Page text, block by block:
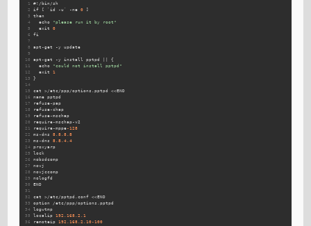
1
2
3
4
5
6
7
8
9
10
11
12
13
14
15
16
17
18
19
20
21
22
23
24
25
26
27
28
29
30
31
32
33
34
35
36
#!/bin/sh
if [ `id -u` -ne 0 ]
then
  echo
"please run it by root"
  exit
0
fi
apt-get -y update
apt-get -y install pptpd || {
  echo
"could not install pptpd"
  exit
1
}
cat >/etc/ppp/options.pptpd <<END
name pptpd
refuse-pap
refuse-chap
refuse-mschap
require-mschap-v2
require-mppe-128
ms-dns 8.8.8.8
ms-dns 8.8.4.4
proxyarp
lock
nobsdcomp
novj
novjccomp
nologfd
END
cat >/etc/pptpd.conf <<END
option /etc/ppp/options.pptpd
logwtmp
localip 192.168.2 .1
remoteip 192.168.2 .10-100